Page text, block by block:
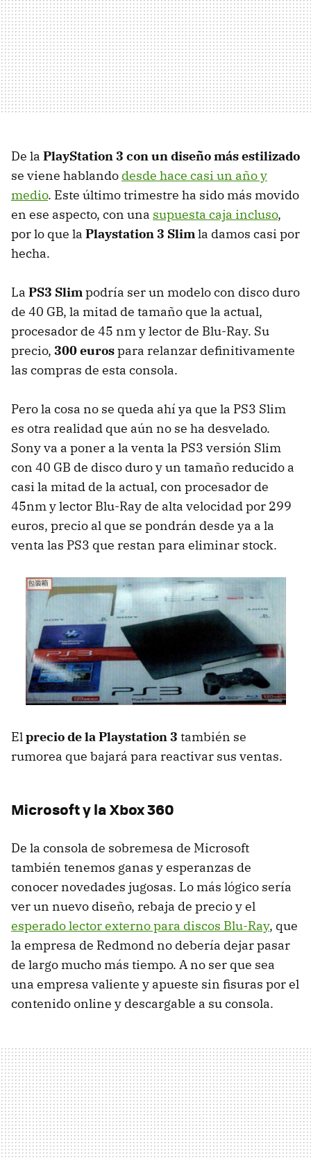
De la PlayStation 3 con un diseño más estilizado
se viene hablando desde hace casi un año y
medio. Este último trimestre ha sido más movido
en ese aspecto, con una supuesta caja incluso,
por lo que la Playstation 3 Slimla damos casi por
hecha.
La PS3 Slimpodría ser un modelo con disco duro
de 40 GB, la mitad de tamaño que la actual,
procesador de 45 nm y lector de Blu-Ray. Su
precio, 300 eurospara relanzar definitivamente
las compras de esta consola.
Pero la cosa no se queda ahí ya que la PS3 Slim
es otra realidad que aún no se ha desvelado.
Sony va a poner a la venta la PS3 versión Slim
con 40 GB de disco duro y un tamaño reducido a
casi la mitad de la actual, con procesador de
45nm y lector Blu-Ray de alta velocidad por 299
euros, precio al que se pondrán desde ya a la
venta las PS3 que restan para eliminar stock.
Elprecio de la Playstation 3 también se
rumorea que bajará para reactivar sus ventas.
Microsoft y la Xbox 360
De la consola de sobremesa de Microsoft
también tenemos ganas y esperanzas de
conocer novedades jugosas. Lo más lógico sería
ver un nuevo diseño, rebaja de precio y el
esperado lector externo para discos Blu-Ray, que
la empresa de Redmond no debería dejar pasar
de largo mucho más tiempo. A no ser que sea
una empresa valiente y apueste sin fisuras por el
contenido online y descargable a su consola.